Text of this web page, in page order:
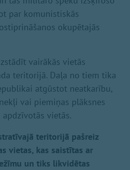
par komunistiskās
okupētajās
vairākās vietās
teritorijā. Daļa no tiem tika
atgūstot neatkarību,
vai piemiņas plāksnes
apdzīvotās vietās.
teritorijā pašreiz
vietas, kas saistītas ar
un tiks likvidētas